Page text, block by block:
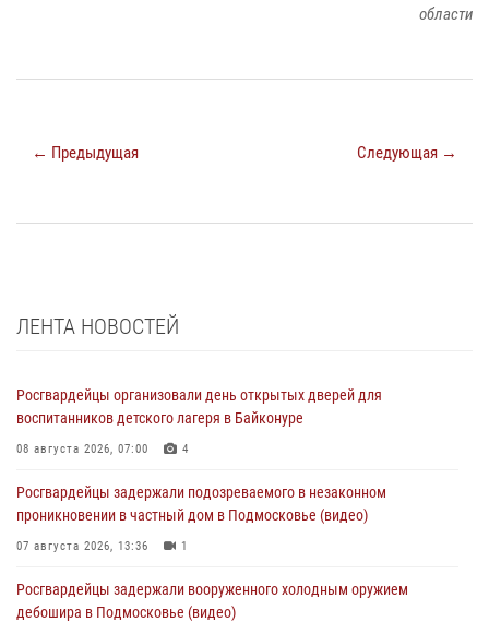
области
← Предыдущая Следующая →
ЛЕНТА НОВОСТЕЙ
Росгвардейцы организовали день открытых дверей для
воспитанников детского лагеря в Байконуре
08 августа 2026, 07:00 4
Росгвардейцы задержали подозреваемого в незаконном
проникновении в частный дом в Подмосковье (видео)
07 августа 2026, 13:36 1
Росгвардейцы задержали вооруженного холодным оружием
дебошира в Подмосковье (видео)